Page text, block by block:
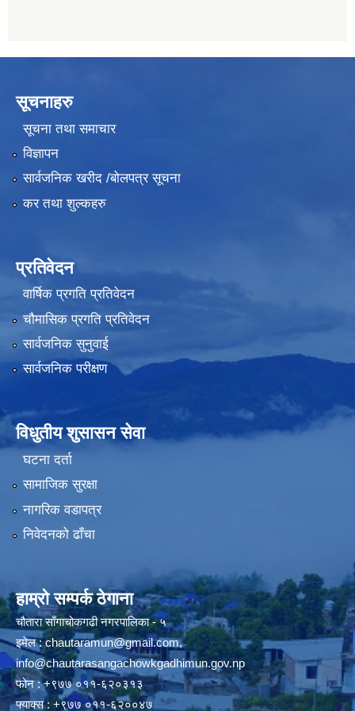
सूचनाहरु
सूचना तथा समाचार
विज्ञापन
सार्वजनिक खरीद /बोलपत्र सूचना
कर तथा शुल्कहरु
प्रतिवेदन
वार्षिक प्रगति प्रतिवेदन
चौमासिक प्रगति प्रतिवेदन
सार्वजनिक सुनुवाई
सार्वजनिक परीक्षण
विधुतीय शुसासन सेवा
घटना दर्ता
सामाजिक सुरक्षा
नागरिक वडापत्र
निवेदनको ढाँचा
हाम्रो सम्पर्क ठेगाना
चौतारा साँगाचोकगढी नगरपालिका - ५
इमेल :chautaramun@gmail.com,
info@chautarasangachowkgadhimun.gov.np
फोन : +९७७ ०११-६२०३१३
फ्याक्स : +९७७ ०११-६२००४७